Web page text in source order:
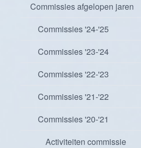
Commissies afgelopen jaren
Commissies '24-'25
Commissies '23-'24
Commissies '22-'23
Commissies '21-'22
Commissies '20-'21
Activiteiten commissie